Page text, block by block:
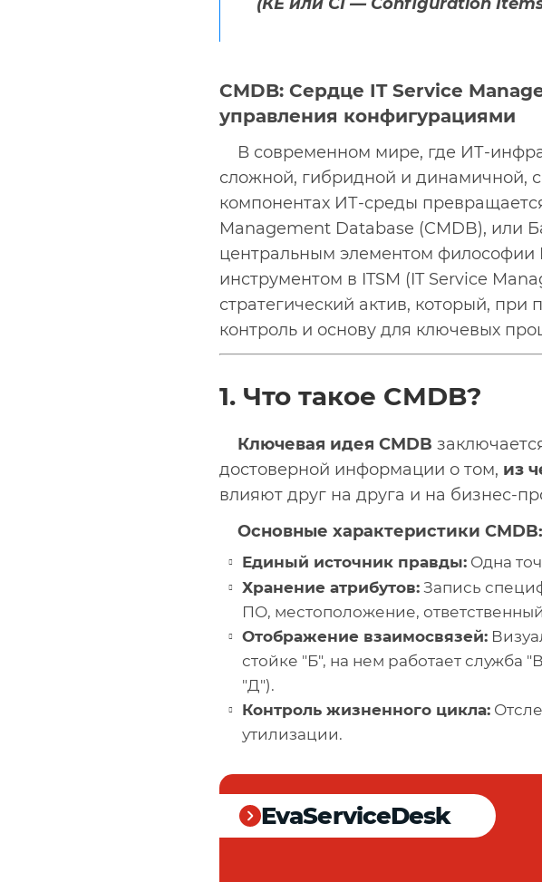
CMDB: Сердце IT Service
управления конфигурациями
В современном мире, где ИТ-
сложной, гибридной и динамичной,
компонентах ИТ-среды
Management Database (CMDB), или
центральным элементом философии
инструментом в ITSM (IT Service
стратегический актив, который,
контроль и основу для ключевых
1. Что такое CMDB?
Ключевая идея CMDB
достоверной информации о том, из
влияют друг на друга и на бизнес-
Основные характеристики CMDB:
Единый источник правды: Одна
Хранение атрибутов: Запись
ПО, местоположение, ответственный
Отображение взаимосвязей:
стойке "Б", на нем работает служба
"Д").
Контроль жизненного цикла:
утилизации.
EvaServiceDesk